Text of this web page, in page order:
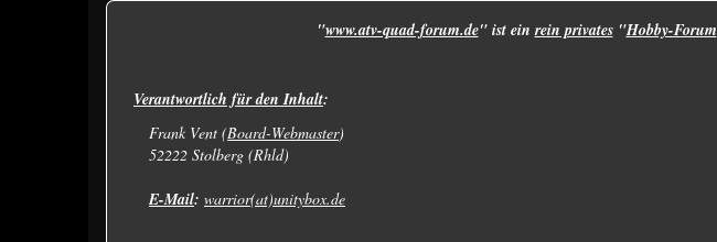
"www.atv-quad-forum.de" ist einrein privates"Hobby-Forum
Verantwortlich für den Inhalt:
Frank Vent (Board-Webmaster)
52222 Stolberg (Rhld)
E-Mail: warrior(at)unitybox.de